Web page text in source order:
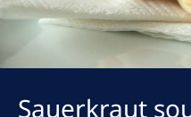
Romania
Sauerkraut